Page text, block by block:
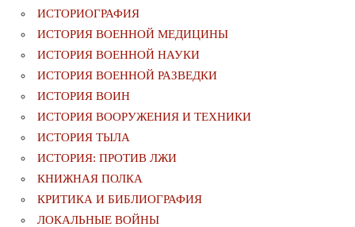
ИСТОРИОГРАФИЯ
ИСТОРИЯ ВОЕННОЙ МЕДИЦИНЫ
ИСТОРИЯ ВОЕННОЙ НАУКИ
ИСТОРИЯ ВОЕННОЙ РАЗВЕДКИ
ИСТОРИЯ ВОИН
ИСТОРИЯ ВООРУЖЕНИЯ И ТЕХНИКИ
ИСТОРИЯ ТЫЛА
ИСТОРИЯ: ПРОТИВ ЛЖИ
КНИЖНАЯ ПОЛКА
КРИТИКА И БИБЛИОГРАФИЯ
ЛОКАЛЬНЫЕ ВОЙНЫ